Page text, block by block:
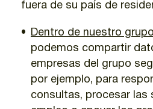
fuera de su país de
Dentro de nuestro
podemos compartir
empresas del grupo
por ejemplo, para
consultas, procesar las